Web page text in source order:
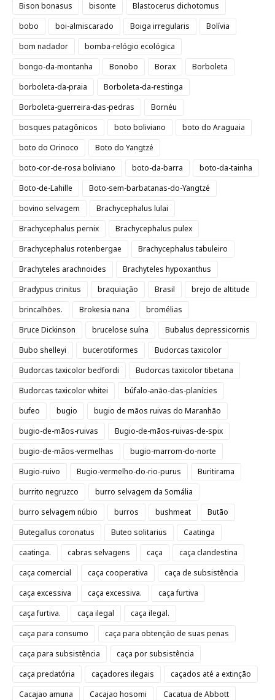
Bison bonasus
bisonte
Blastocerus dichotomus
bobo
boi-almiscarado Boiga irregularis
Bolívia
bom nadador
bomba-relógio ecológica
bongo-da-montanha
Bonobo Borax
Borboleta
borboleta-da-praia
Borboleta-da-restinga
Borboleta-guerreira-das-pedras
Bornéu
bosques patagônicos
boto boliviano
boto do Araguaia
boto do Orinoco
Boto do Yangtzé
boto-cor-de-rosa boliviano
boto-da-barra
boto-da-tainha
Boto-de-Lahille
Boto-sem-barbatanas-do-Yangtzé
bovino selvagem
Brachycephalus lulai
Brachycephalus pernix
Brachycephalus pulex
Brachycephalus rotenbergae
Brachycephalus tabuleiro
Brachyteles arachnoides
Brachyteles hypoxanthus
Bradypus crinitus
braquiação Brasil
brejo de altitude
brincalhões.
Brokesia nana
bromélias
Bruce Dickinson
brucelose suína
Bubalus depressicornis
Bubo shelleyi
bucerotiformes
Budorcas taxicolor
Budorcas taxicolor bedfordi
Budorcas taxicolor tibetana
Budorcas taxicolor whitei
búfalo-anão-das-planícies
bufeo
bugio
bugio de mãos ruivas do Maranhão
bugio-de-mãos-ruivas
Bugio-de-mãos-ruivas-de-spix
bugio-de-mãos-vermelhas
bugio-marrom-do-norte
Bugio-ruivo
Bugio-vermelho-do-rio-purus
Buritirama
burrito negruzco
burro selvagem da Somália
burro selvagem núbio
burros bushmeat
Butão
Butegallus coronatus
Buteo solitarius
Caatinga
caatinga.
cabras selvagens caça
caça clandestina
caça comercial
caça cooperativa
caça de subsistência
caça excessiva
caça excessiva.
caça furtiva
caça furtiva.
caça ilegal
caça ilegal.
caça para consumo
caça para obtenção de suas penas
caça para subsistência
caça por subsistência
caça predatória
caçadores ilegais
caçados até a extinção
Cacajao amuna
Cacajao hosomi
Cacatua de Abbott